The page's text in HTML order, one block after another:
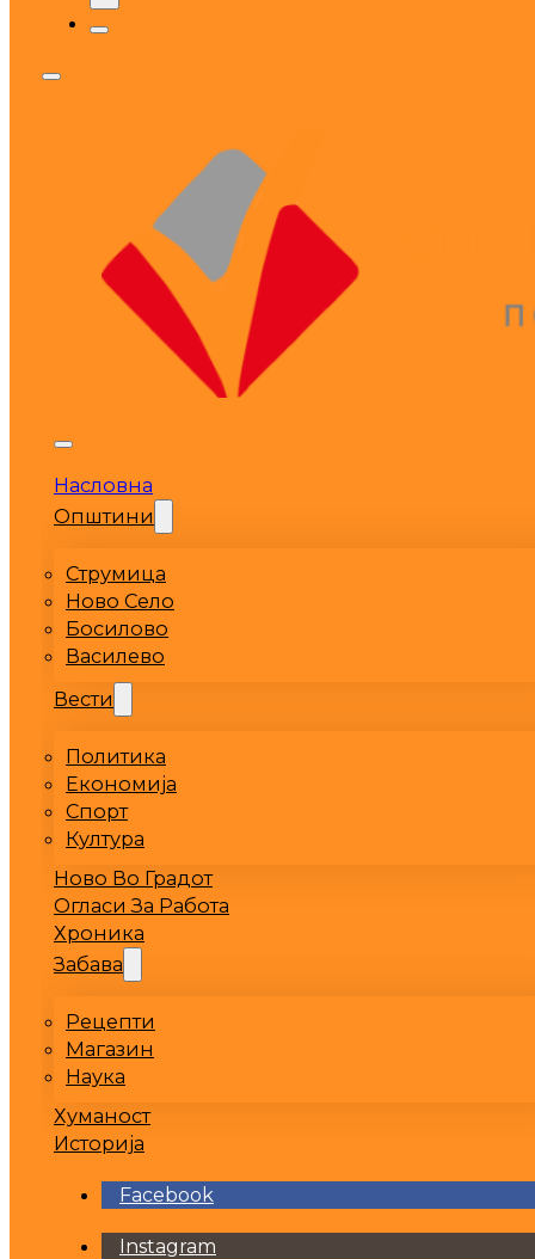
Насловна
Општини
Струмица
Ново Село
Босилово
Василево
Вести
Политика
Економија
Спорт
Култура
Ново Во Градот
Огласи За Работа
Хроника
Забава
Рецепти
Магазин
Наука
Хуманост
Историја
Facebook
Instagram